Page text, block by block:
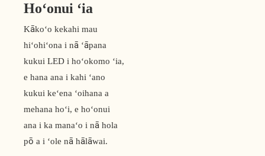
Hoʻonui ʻia
Kākoʻo kekahi mau
hiʻohiʻona i nā ʻāpana
kukui LED i hoʻokomo ʻia,
e hana ana i kahi ʻano
kukui keʻena ʻoihana a
mehana hoʻi, e hoʻonui
ana i ka manaʻo i nā hola
pō a i ʻole nā ​​​​hālāwai.